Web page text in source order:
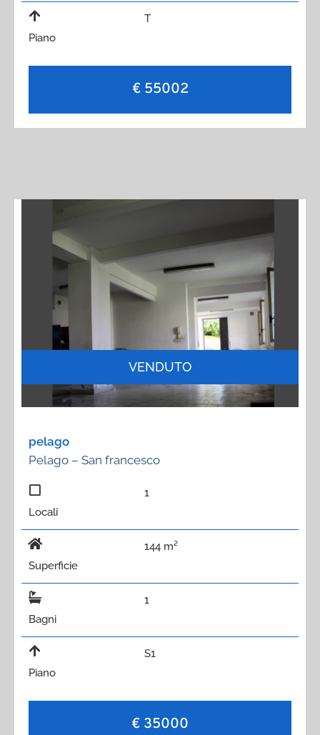
Piano
T
€ 55002
VENDUTO
pelago
Pelago – San francesco
Locali
1
Superficie
144 m²
Bagni
1
Piano
S1
€ 35000